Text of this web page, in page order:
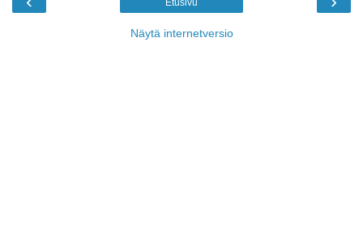
Näytä internetversio